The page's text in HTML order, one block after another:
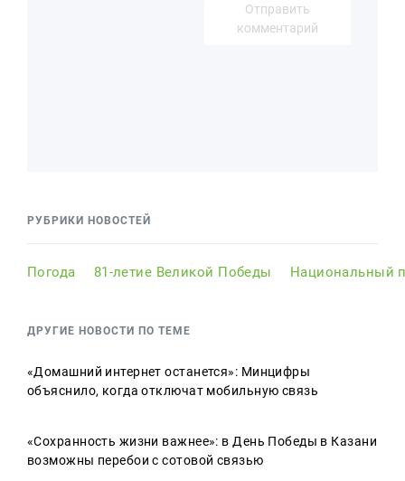
Отправить
комментарий
РУБРИКИ НОВОСТЕЙ
Погода 81-летие Великой Победы Национальный
ДРУГИЕ НОВОСТИ ПО ТЕМЕ
«Домашний интернет останется»: Минцифры
объяснило, когда отключат мобильную связь
«Сохранность жизни важнее»: в День Победы в Казани
возможны перебои с сотовой связью